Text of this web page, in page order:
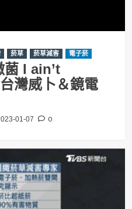
菸草 菸草減害 電子菸
菌 I ain’t
灣威卜＆鏡電
01-07 0